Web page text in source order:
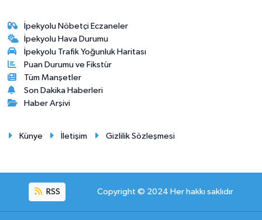
İpekyolu Nöbetçi Eczaneler
İpekyolu Hava Durumu
İpekyolu Trafik Yoğunluk Haritası
Puan Durumu ve Fikstür
Tüm Manşetler
Son Dakika Haberleri
Haber Arşivi
Künye İletişim Gizlilik Sözleşmesi
RSS Copyright © 2024 Her hakkı saklıdır